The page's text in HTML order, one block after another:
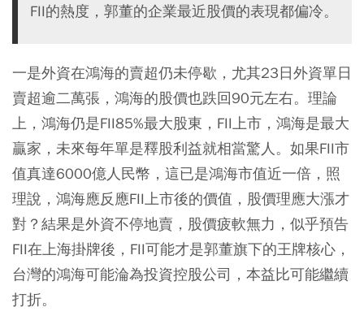
FII的熱度，郭董的企業最近股價的表現都偏冷。
一是外資在鴻海的賣超仍未停歇，尤其23日外資單日
賣超逾二萬張，鴻海的股價也跌回90元左右。理論
上，鴻海仍是FII85%最大股東，FII上市，鴻海是最大
贏家，未來每年單是釋股利益就相當驚人。如果FII市
值真達6000億人民幣，這已是鴻海市值近一倍，照
理說，鴻海應反應FII上市後的價值，股價理應大漲才
對？結果是外資不停地賣，股價疲軟無力，似乎預告
FII在上海掛牌後，FII可能才是郭董旗下的王牌核心，
台灣的鴻海可能淪為投資控股公司，本益比可能繼續
打折。